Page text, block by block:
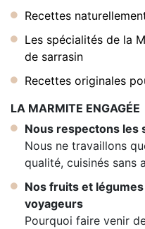
Recettes
Les spécialités de la
de sarrasin
Recettes originales
LA MARMITE ENGAGÉE
Nous respectons les
Nous ne travaillons
qualité, cuisinés sans
Nos fruits et
voyageurs
Pourquoi faire venir